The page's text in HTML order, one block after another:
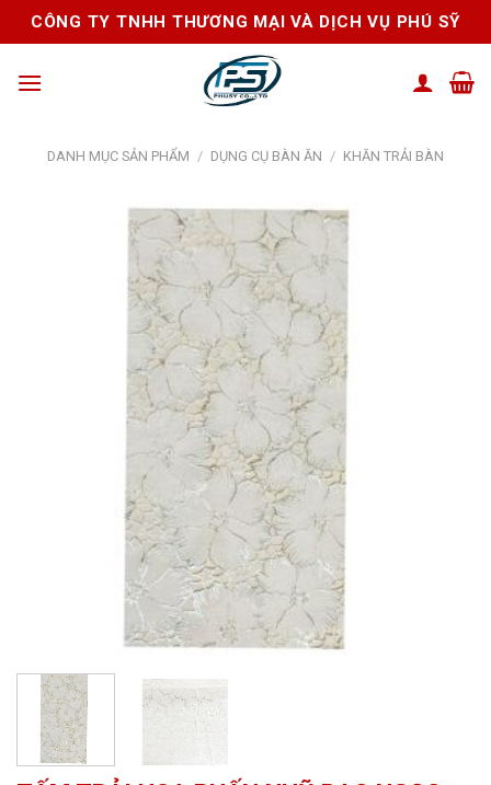
Skip
to
CÔNG TY TNHH THƯƠNG MẠI VÀ DỊCH VỤ PHÚ SỸ
DANH MỤC SẢN PHẨM / DỤNG CỤ BÀN ĂN / KHĂN TRẢI BÀN